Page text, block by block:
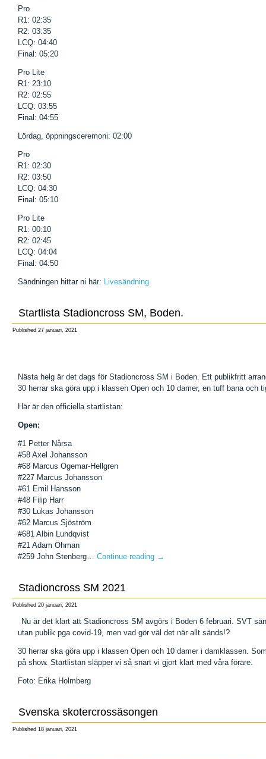
Pro
R1: 02:35
R2: 03:35
LCQ: 04:40
Final: 05:20
Pro Lite
R1: 23:10
R2: 02:55
LCQ: 03:55
Final: 04:55
Lördag, öppningsceremoni: 02:00
Pro
R1: 02:30
R2: 03:50
LCQ: 04:30
Final: 05:10
Pro Lite
R1: 00:10
R2: 02:45
LCQ: 04:04
Final: 04:50
Sändningen hittar ni här: Livesändning
Startlista Stadioncross SM, Boden.
Published 27 januari, 2021
Nästa helg är det dags för Stadioncross SM i Boden. Ett publikfritt
30 herrar ska göra upp i klassen Open och 10 damer, en tuff bana och
Här är den officiella startlistan:
Open:
#1 Petter Nårsa
#58 Axel Johansson
#68 Marcus Ogemar-Hellgren
#227 Marcus Johansson
#61 Emil Hansson
#48 Filip Harr
#30 Lukas Johansson
#62 Marcus Sjöström
#681 Albin Lundqvist
#21 Adam Öhman
#259 John Stenberg… Continue reading →
Stadioncross SM 2021
Published 20 januari, 2021
Nu är det klart att Stadioncross SM avgörs i Boden 6 februari. SVT
utan publik pga covid-19, men vad gör väl det när allt sänds!?
30 herrar ska göra upp i klassen Open och 10 damer i damklassen.
på show. Startlistan släpper vi så snart vi gjort klart med våra förare.
Foto: Erika Holmberg
Svenska skotercrossäsongen
Published 18 januari, 2021